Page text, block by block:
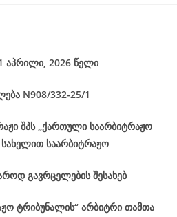
აპრილი, 2026 წელი
N908/332-25/1
შპს „ქართული საარბიტრაჟო
საარბიტრაჟო
გავრცელების შესახებ
ტრიბუნალის“ არბიტრი თამთა